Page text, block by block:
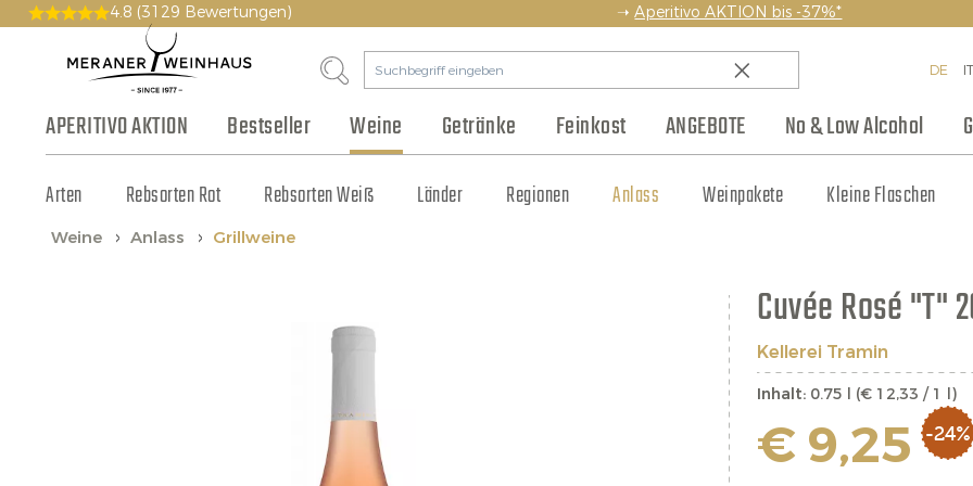
4.8 (3129 Bewertungen) ➝Aperitivo AKTION bis -37%*
DE IT
APERITIVO AKTION Bestseller Weine Getränke Feinkost ANGEBOTE No & Low Alcohol
Arten Rebsorten Rot Rebsorten Weiß Länder Regionen Anlass Weinpakete Kleine Flaschen
Bier & Cidre Fruchtsaft & Sirup Tonic & Cocktailzutaten
Wurst & Aufschnitt Käse Olivenöl & Balsamico Backwaren & Pasta Aufstriche & Chutneys Eingelegtes
Pakete Gutscheine
Geschichte Philosophie Vinothek Großhandel Team Weinhaus Club Blog Hersteller Jobs
Weine Anlass Grillweine
Cuvée Rosé "T"
Kellerei Tramin
Inhalt: 0.75 l (€ 12,33 / 1 l)
€ 9,25 -24%